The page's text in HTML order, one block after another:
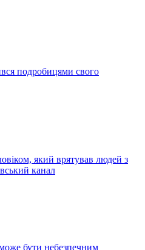
подробицями свого
який врятував людей з
канал
бути небезпечним